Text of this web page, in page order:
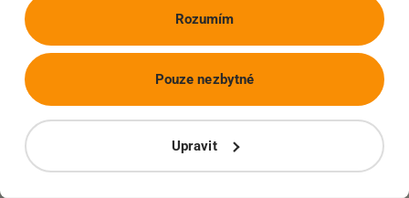
Rozumím
Upravit
Pouze nezbytné